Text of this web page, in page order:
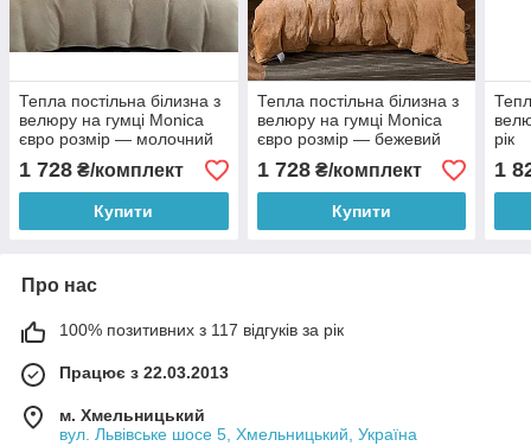
Тепла постільна білизна з
велюру на гумці Monica
євро розмір — молочний
1 728 ₴/комплект
Купити
Тепла постільна білизна з
велюру на гумці Monica
євро розмір — бежевий
1 728₴/комплект
Купити
рік
1
Про нас
100% позитивних з 117 відгуків за рік
Працює з 22.03.2013
м. Хмельницький
вул. Львівське шосе 5, Хмельницький, Україна